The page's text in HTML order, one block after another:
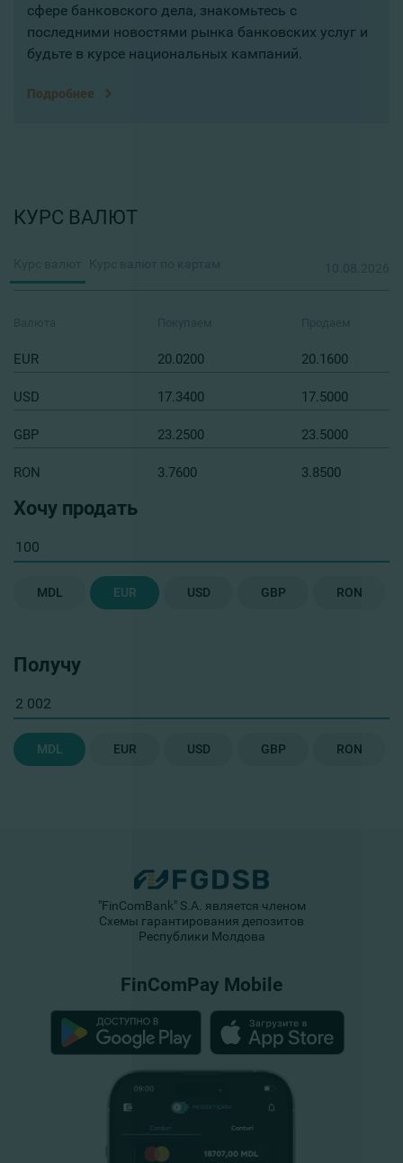
сфере банковского дела, знакомьтесь с
последними новостями рынка банковских услуг и
будьте в курсе национальных кампаний.
Подробнее
КУРС ВАЛЮТ
EUR 20.0200 20.1600
USD 17.3400 17.5000
GBP 23.2500 23.5000
RON 3.7600 3.8500
*Данный курс валют представлен для Отделения №3 (бул. Дачия,
20, мун. Кишинёв) и может отличаться в других подразделениях.
Хочу продать
MDL EUR USD GBP RON
Получу
MDL EUR USD GBP RON
"FinComBank" S.A. является членом
Схемы гарантирования депозитов
Республики Молдова
FinComPay Mobile